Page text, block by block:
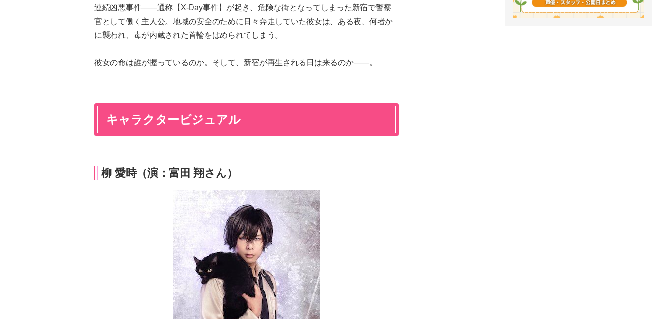
連続凶悪事件――通称【X-Day事件】が起き、危険な街となってしまった新宿で警察
官として働く主人公。地域の安全のために日々奔走していた彼女は、ある夜、何者か
に襲われ、毒が内蔵された首輪をはめられてしまう。
彼女の命は誰が握っているのか。そして、新宿が再生される日は来るのか――。
キャラクタービジュアル
柳 愛時（演：富田 翔さん）